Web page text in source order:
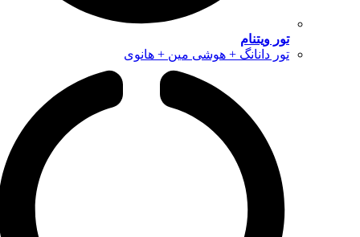
تور ویتنام
تور دانانگ + هوشی مین + هانوی